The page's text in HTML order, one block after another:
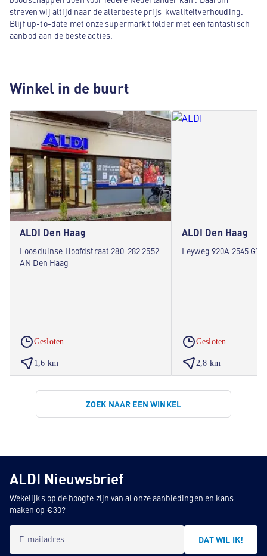
streven wij altijd naar de allerbeste prijs-kwaliteitverhouding.
Blijf up-to-date met onze supermarkt folder met een fantastisch
aanbod aan de beste acties.
Winkel in de buurt
ALDI Den Haag
Loosduinse Hoofdstraat 280-282 2552
AN Den Haag
Gesloten
1,6 km
ALDI Den Haag
Leyweg 920A 2545 GV
Gesloten
2,8 km
ZOEK NAAR EEN WINKEL
ALDI Nieuwsbrief
Wekelijks op de hoogte zijn van al onze aanbiedingen en kans
maken op €30?
E-mailadres DAT WIL IK!